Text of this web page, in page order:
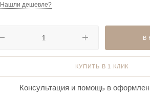
Нашли дешевле?
В
КУПИТЬ В 1 КЛИК
Консультация и помощь в